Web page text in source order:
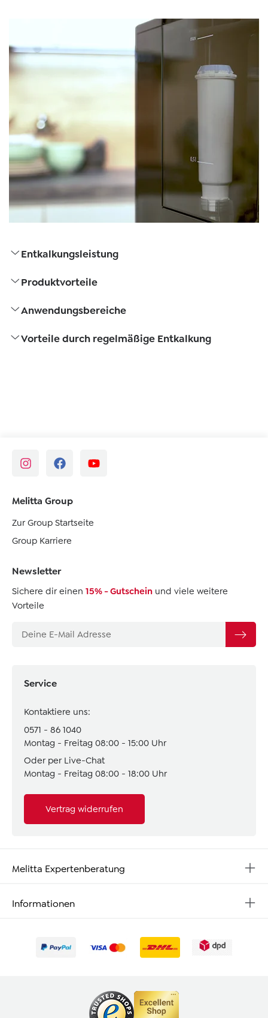
Entkalkungsleistung
Produktvorteile
Anwendungsbereiche
Vorteile durch regelmäßige Entkalkung
Service
Kontaktiere uns:
0571 - 86 1040
Montag - Freitag 08:00 - 15:00 Uhr
Oder per Live-Chat
Montag - Freitag 08:00 - 18:00 Uhr
Vertrag widerrufen
Melitta Expertenberatung
Informationen
Melitta Group
Zur Group Startseite
Group Karriere
Newsletter
Sichere dir einen 15% - Gutschein und viele weitere
Vorteile